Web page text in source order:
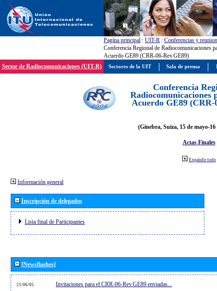
Pagína principal : UIT-R : Conferencias y
Conferencia Regional de Radiocomunicaciones
Acuerdo GE89 (CRR-06-Rev.GE89)
Sector de Radiocomunicaciones (UIT-R)
Conferencia
Radiocomunicaciones
Acuerdo GE89 (CRR-
(Ginebra, Suiza, 15 de mayo-
Actas Finales
Expandir todo
Información general
Inscripción de delegados
Lista final de Participantes
[Newsflashes]
21/06/05 Invitaciones para el CRR-06-Rev.GE89 enviadas...
Sectores de la UIT Sala de prensa